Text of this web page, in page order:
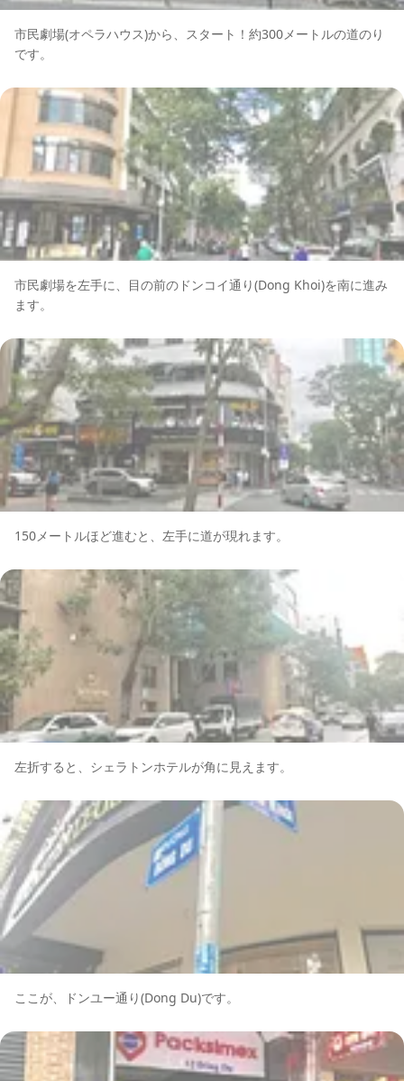
市民劇場(オペラハウス)から、スタート！約300メートルの道のり
です。
市民劇場を左手に、目の前のドンコイ通り(Dong Khoi)を南に進み
ます。
150メートルほど進むと、左手に道が現れます。
左折すると、シェラトンホテルが角に見えます。
ここが、ドンユー通り(Dong Du)です。